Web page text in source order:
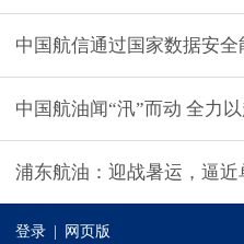
中国航信通过国家数据安
中国航油闻“汛”而动 全力
浦东航油：迎战暑运，逼
登录 网页版